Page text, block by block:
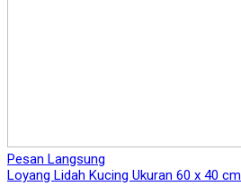
Pesan Langsung
Loyang Lidah Kucing Ukuran 60 x 40 cm